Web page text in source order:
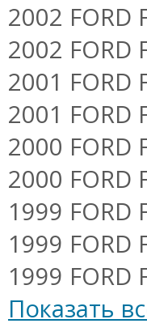
2002 FORD
2002 FORD
2001 FORD
2001 FORD
2000 FORD
2000 FORD
1999 FORD
1999 FORD
1999 FORD
Показать